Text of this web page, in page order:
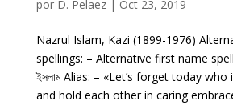
por D. Pelaez| Oct 23, 2019
Nazrul Islam, Kazi (1899-1976)
spellings: – Alternative first name
ইসলাম Alias: – «Let’s forget today
and hold each other in caring